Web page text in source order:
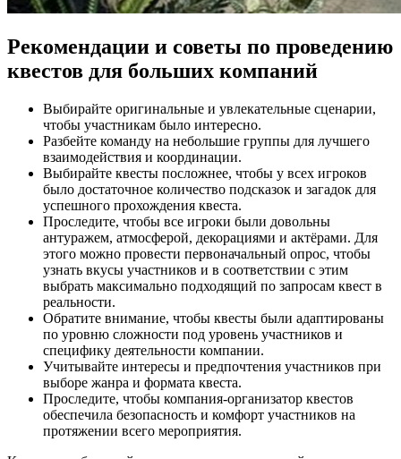
Рекомендации и советы по проведению
квестов для больших компаний
Выбирайте оригинальные и увлекательные сценарии,
чтобы участникам было интересно.
Разбейте команду на небольшие группы для лучшего
взаимодействия и координации.
Выбирайте квесты посложнее, чтобы у всех игроков
было достаточное количество подсказок и загадок для
успешного прохождения квеста.
Проследите, чтобы все игроки были довольны
антуражем, атмосферой, декорациями и актёрами. Для
этого можно провести первоначальный опрос, чтобы
узнать вкусы участников и в соответствии с этим
выбрать максимально подходящий по запросам квест в
реальности.
Обратите внимание, чтобы квесты были адаптированы
по уровню сложности под уровень участников и
специфику деятельности компании.
Учитывайте интересы и предпочтения участников при
выборе жанра и формата квеста.
Проследите, чтобы компания-организатор квестов
обеспечила безопасность и комфорт участников на
протяжении всего мероприятия.